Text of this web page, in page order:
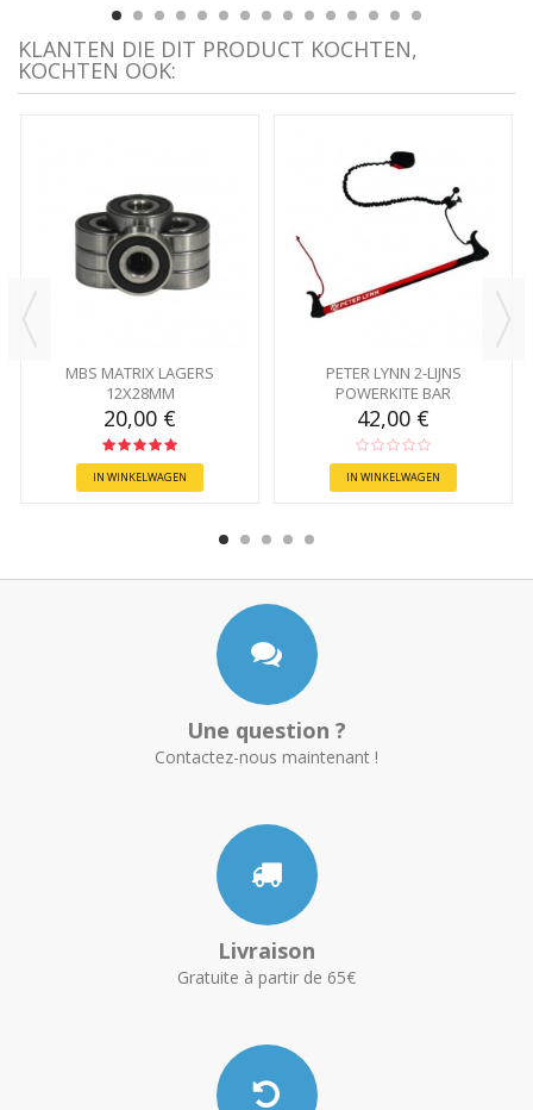
KLANTEN DIE DIT PRODUCT KOCHTEN,
KOCHTEN OOK:
MBS MATRIX LAGERS
12X28MM
20,00 €
IN WINKELWAGEN
PETER LYNN 2-LIJNS
POWERKITE BAR
42,00 €
IN WINKELWAGEN
Une question ?
Contactez-nous maintenant !
Livraison
Gratuite à partir de 65€